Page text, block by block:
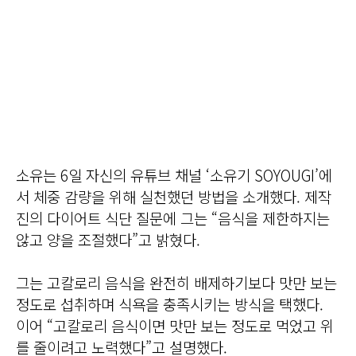
소유는 6일 자신의 유튜브 채널 ‘소유기 SOYOUGI’에
서 체중 감량을 위해 실천했던 방법을 소개했다. 제작
진의 다이어트 식단 질문에 그는 “음식을 제한하지는
않고 양을 조절했다”고 밝혔다.
그는 고칼로리 음식을 완전히 배제하기보다 맛만 보는
정도로 섭취하며 식욕을 충족시키는 방식을 택했다.
이어 “고칼로리 음식이면 맛만 보는 정도로 먹었고 위
를 줄이려고 노력했다”고 설명했다.